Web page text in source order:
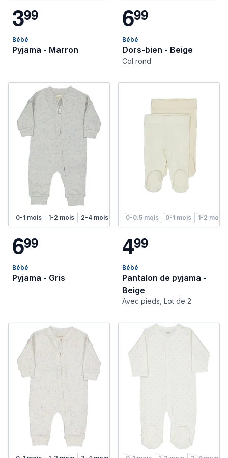
399
Bébé
Pyjama - Marron
699
Bébé
Dors-bien - Beige
Col rond
0-1 mois 1-2 mois 2-4 mois 4-6 mois
699
Bébé
Pyjama - Gris
0-0.5 mois 0-1 mois 1-2 mois
499
Bébé
Pantalon de pyjama -
Beige
Avec pieds, Lot de 2